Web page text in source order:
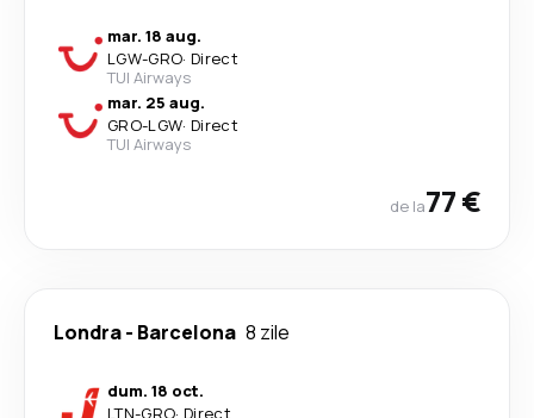
mar. 18 aug.
LGW-GRO· Direct
TUI Airways
mar. 25 aug.
GRO-LGW· Direct
TUI Airways
de la77 €
Londra- Barcelona 8 zile
dum. 18 oct.
LTN-GRO· Direct